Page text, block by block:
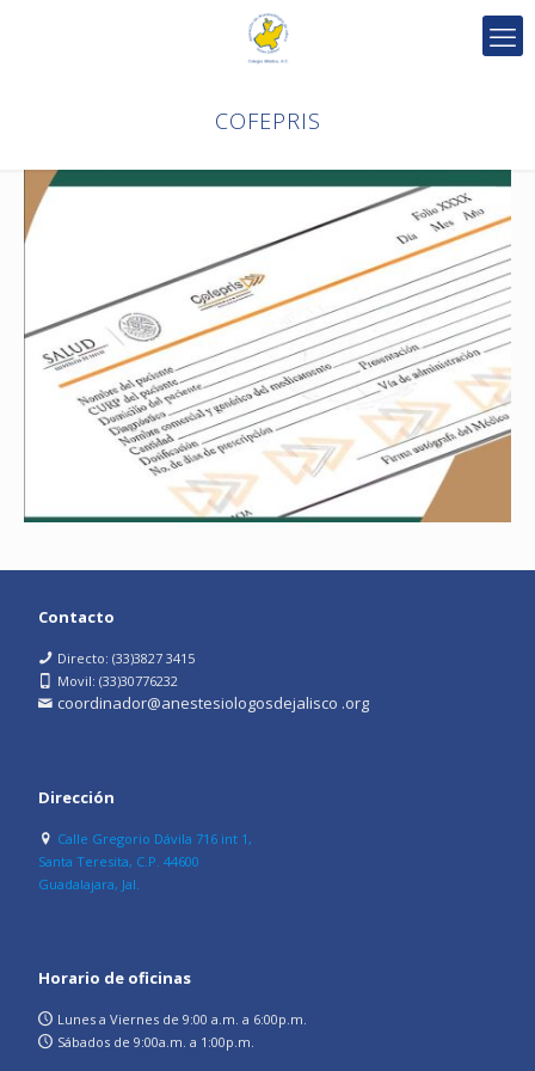
COFEPRIS
Contacto
Directo: (33)3827 3415
Movil: (33)30776232
coordinador@anestesiologosdejalisco .org
Dirección
Calle Gregorio Dávila 716 int 1,
Santa Teresita, C.P. 44600
Guadalajara, Jal.
Horario de oficinas
Lunes a Viernes de 9:00 a.m. a 6:00p.m.
Sábados de 9:00a.m. a 1:00p.m.